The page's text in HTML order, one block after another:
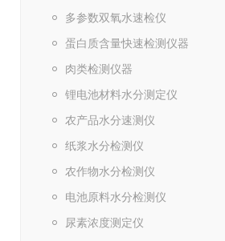
多参数双氧水速检仪
蛋白质含量快速检测仪器
肉类检测仪器
锂电池材料水分测定仪
农产品水分速测仪
纸浆水分检测仪
农作物水分检测仪
电池原料水分检测仪
尿素浓度测定仪